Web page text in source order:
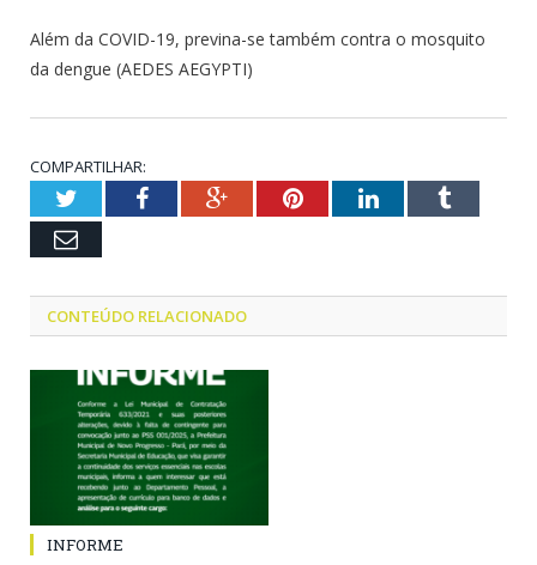
Além da COVID-19, previna-se também contra o mosquito
da dengue (AEDES AEGYPTI)
COMPARTILHAR:
TwitterFacebookGoogle+PinterestLinkedInTumblr
Email
CONTEÚDO RELACIONADO
INFORME